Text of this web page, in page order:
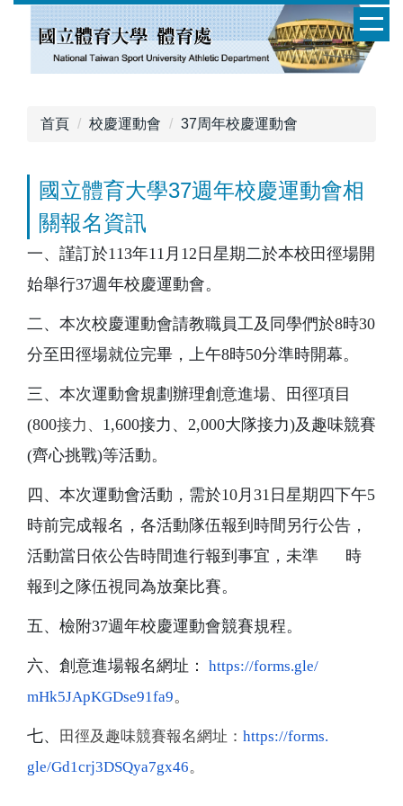
首頁 校慶運動會 37周年校慶運動會
國立體育大學37週年校慶運動會相
關報名資訊
一、謹訂於113年11 月 12 日星期二於本校田徑場開
始舉行37週年校慶運動會。
二、本次校慶運動會請教職員工及同學們於8時30
分至田徑場就位完畢，上午8時50分準時開幕。
三、本次運動會規劃辦理創意進場、田徑項目
(800接力、 1,600接力、2,000大隊接力)及趣味競賽
(齊心挑戰)等活動。
四、本次運動會活動， 需於10月31日星期四下午5
時前完成報名， 各活動隊伍報到時間另行公告，
活動當日依公告時間進行報到事宜， 未準 時
報到之隊伍視同為放棄比賽。
五、檢附37週年校慶運動會競賽規程。
六、創意進場報名網址：
https://forms.gle/
mHk5JApKGDse91fa9。
七、 田徑及趣味競賽報名網址： https://forms.
gle/Gd1crj3DSQya7gx46。